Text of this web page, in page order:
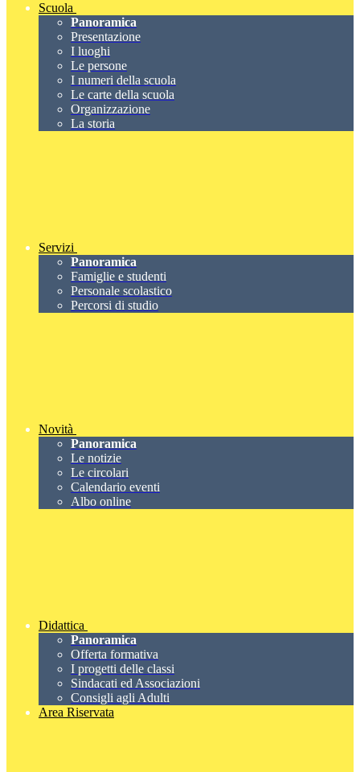
Scuola
Panoramica
Presentazione
I luoghi
Le persone
I numeri della scuola
Le carte della scuola
Organizzazione
La storia
Servizi
Panoramica
Famiglie e studenti
Personale scolastico
Percorsi di studio
Novità
Panoramica
Le notizie
Le circolari
Calendario eventi
Albo online
Didattica
Panoramica
Offerta formativa
I progetti delle classi
Sindacati ed Associazioni
Consigli agli Adulti
Area Riservata